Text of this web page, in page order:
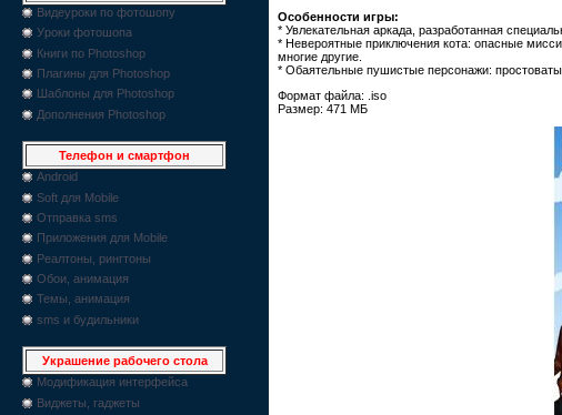
Видеуроки по фотошопу
Уроки фотошопа
Книги по Photoshop
Плагины для Photoshop
Шаблоны для Photoshop
Дополнения Photoshop
Телефон и смартфон
Android
Soft для Mobile
Отправка sms
Приложения для Mobile
Реалтоны, рингтоны
Обои, анимация
Темы, анимация
sms и будильники
Украшение рабочего стола
Модификация интерфейса
Виджеты, гаджеты
Особенности игры:
* Увлекательная аркада, разработанная
* Невероятные приключения кота: опасные
многие другие.
* Обаятельные пушистые персонажи:
Формат файла: .iso
Размер: 471 МБ